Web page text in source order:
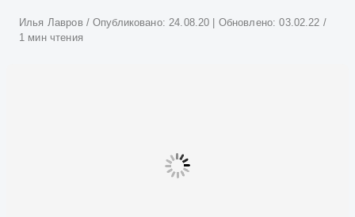
Атвор
Илья Лавров Опубликовано:24.08.20 | Обновлено:03.02.22
1 мин чтения